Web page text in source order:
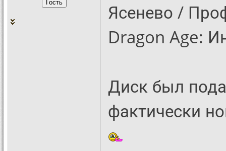
Ясенево /
Dragon Age:
Диск был
фактически